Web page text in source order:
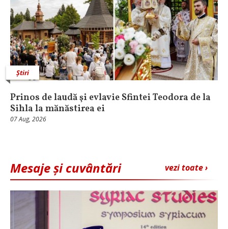
Știri
Prinos de laudă şi evlavie Sfintei Teodora de la
Sihla la mănăstirea ei
07 Aug, 2026
vezi toate ›
Mesaje și cuvântări